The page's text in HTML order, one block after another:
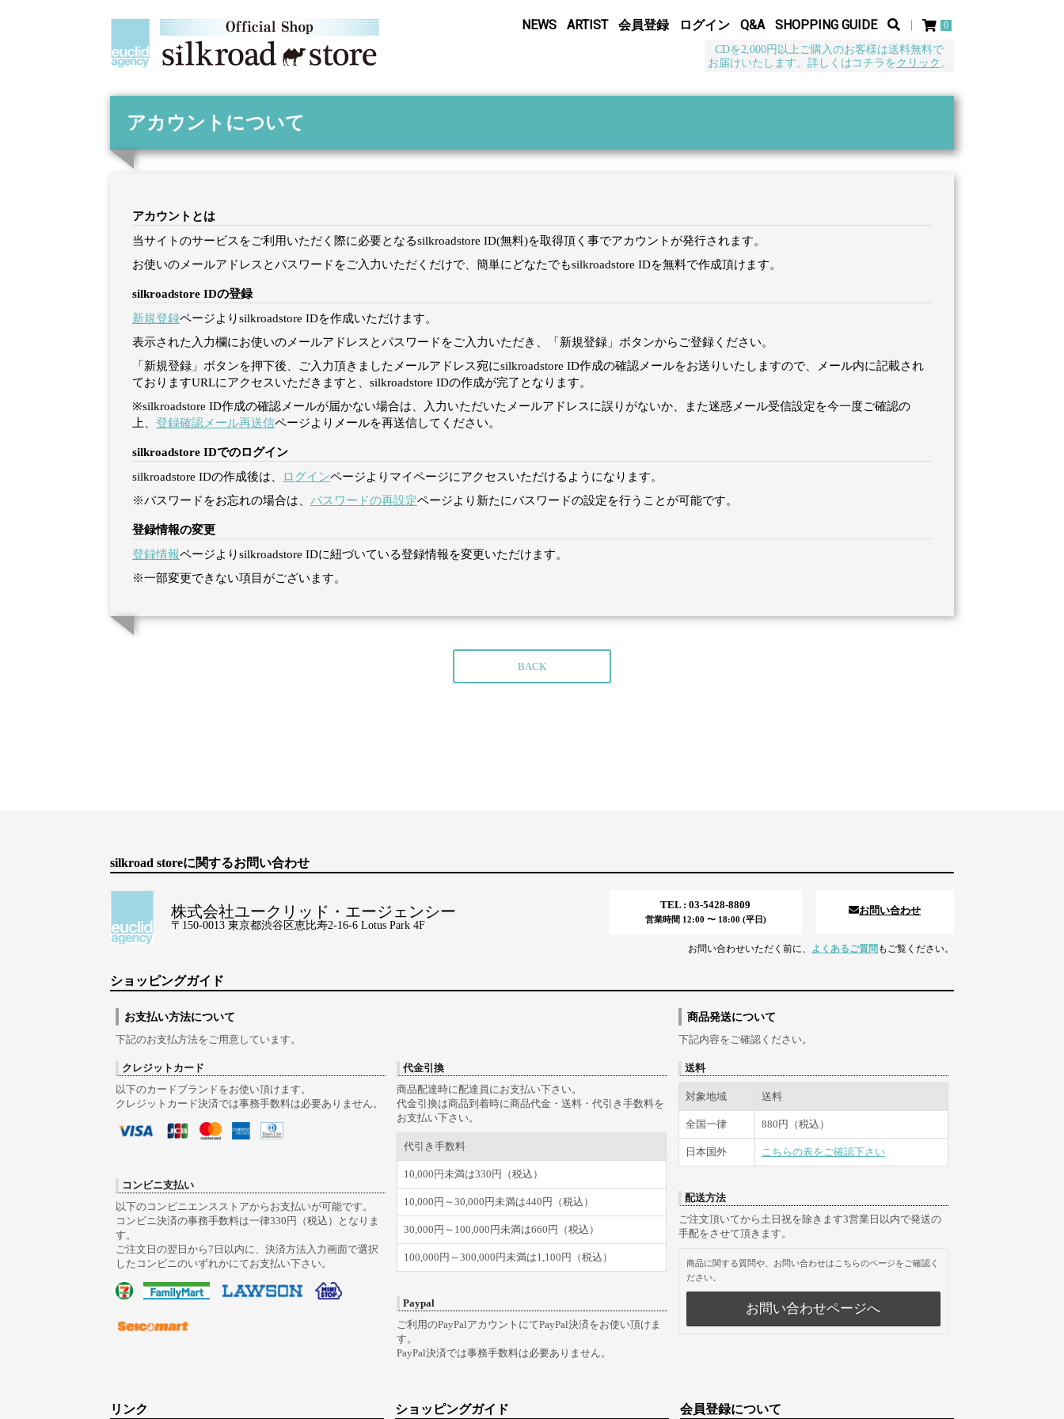
NEWS ARTIST 会員登録 ログイン Q&A SHOPPING GUIDE 0
CDを2,000円以上ご購入のお客様は送料無料で
お届けいたします。詳しくはコチラをクリック 。
アカウントについて
アカウントとは
当サイトのサービスをご利用いただく際に必要となるsilkroadstore ID(無料)を取得頂く事でアカウントが発行されます。
お使いのメールアドレスとパスワードをご入力いただくだけで、簡単にどなたでもsilkroadstore IDを無料で作成頂けます。
silkroadstore IDの登録
新規登録ページよりsilkroadstore IDを作成いただけます。
表示された入力欄にお使いのメールアドレスとパスワードをご入力いただき、「新規登録」ボタンからご登録ください。
「新規登録」ボタンを押下後、ご入力頂きましたメールアドレス宛にsilkroadstore ID作成の確認メールをお送りいたしますので、メール内に記載され
ておりますURLにアクセスいただきますと、silkroadstore IDの作成が完了となります。
※silkroadstore ID作成の確認メールが届かない場合は、入力いただいたメールアドレスに誤りがないか、また迷惑メール受信設定を今一度ご確認の
上、 登録確認メール再送信ページよりメールを再送信してください。
silkroadstore IDでのログイン
silkroadstore IDの作成後は、
ログインページよりマイページにアクセスいただけるようになります。
※パスワードをお忘れの場合は、 パスワードの再設定ページより新たにパスワードの設定を行うことが可能です。
登録情報の変更
登録情報ページよりsilkroadstore IDに紐づいている登録情報を変更いただけます。
※一部変更できない項目がございます。
BACK
silkroad storeに関するお問い合わせ
株式会社ユークリッド・エージェンシー
〒150-0013 東京都渋谷区恵比寿2-16-6 Lotus Park 4F
TEL : 03-5428-8809
営業時間 12:00 〜 18:00 (平日)
お問い合わせ
お問い合わせいただく前に、 よくあるご質問 もご覧ください。
ショッピングガイド
お支払い方法について
下記のお支払方法をご用意しています。
クレジットカード
以下のカードブランドをお使い頂けます。
クレジットカード決済では事務手数料は必要ありません。
コンビニ支払い
以下のコンビニエンスストアからお支払いが可能です。
コンビニ決済の事務手数料は一律330円（税込）となりま
す。
ご注文日の翌日から7日以内に、決済方法入力画面で選択
したコンビニのいずれかにてお支払い下さい。
代金引換
商品配達時に配達員にお支払い下さい。
代金引換は商品到着時に商品代金・送料・代引き手数料を
お支払い下さい。
代引き手数料
10,000円未満は330円（税込）
10,000円～30,000円未満は440円（税込）
30,000円～100,000円未満は660円（税込）
100,000円～300,000円未満は1,100円（税込）
Paypal
ご利用のPayPalアカウントにてPayPal決済をお使い頂けま
す。
PayPal決済では事務手数料は必要ありません。
商品発送について
下記内容をご確認ください。
送料
対象地域 送料
全国一律 880円（税込）
日本国外 こちらの表をご確認下さい
配送方法
ご注文頂いてから土日祝を除きます3営業日以内で発送の
手配をさせて頂きます。
商品に関する質問や、お問い合わせはこちらのページをご確認く
ださい。
お問い合わせページへ
リンク ショッピングガイド 会員登録について